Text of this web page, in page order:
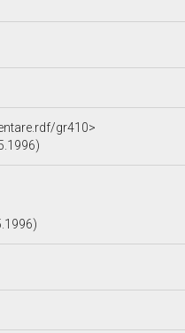
gr410>